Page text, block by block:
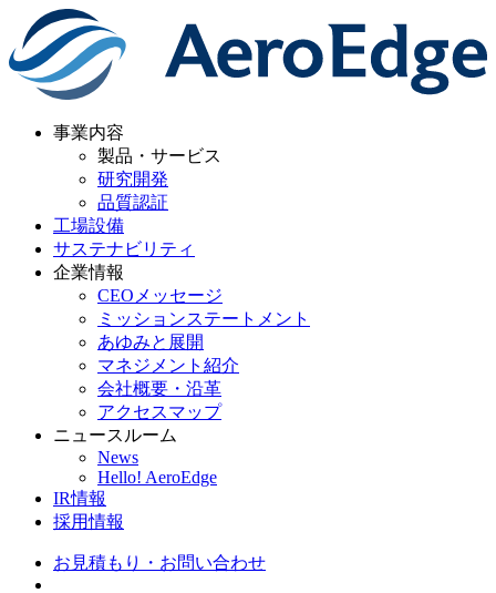
事業内容
製品・サービス
研究開発
品質認証
工場設備
サステナビリティ
企業情報
CEOメッセージ
ミッションステートメント
あゆみと展開
マネジメント紹介
会社概要・沿革
アクセスマップ
ニュースルーム
News
Hello! AeroEdge
IR情報
採用情報
お見積もり・お問い合わせ